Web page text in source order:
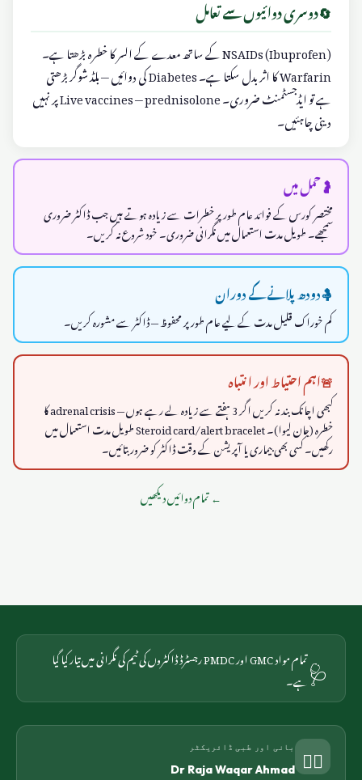
🔄دوسری دوائیوں سے تعامل
NSAIDs (Ibuprofen) کے ساتھ معدے کے السر کا خطرہ بڑھتا ہے۔
Warfarin کا اثر بدل سکتا ہے۔ Diabetes کی دوائیں — بلڈ شوگر بڑھتی
ہے تو ایڈجسٹمنٹ ضروری۔ Live vaccines — prednisolone پر نہیں
دینی چاہئیں۔
🤰حمل میں
مختصر کورس کے فوائد عام طور پر خطرات سے زیادہ ہوتے ہیں جب ڈاکٹر ضروری
سمجھے۔ طویل مدت استعمال میں نگرانی ضروری۔ خود شروع نہ کریں۔
🤱دودھ پلانے کے دوران
کم خوراک قلیل مدت کے لیے عام طور پر محفوظ — ڈاکٹر سے مشورہ کریں۔
🚨اہم احتیاط اور انتباہ
کبھی اچانک بند نہ کریں اگر 3 ہفتے سے زیادہ لے رہے ہوں — adrenal crisis کا
خطرہ (جان لیوا)۔ Steroid card/alert bracelet طویل مدت استعمال میں
رکھیں۔ کسی بھی بیماری یا آپریشن کے وقت ڈاکٹر کو ضرور بتائیں۔
←تمام دوائیں دیکھیں
🩺
تمام مواد GMC اور PMDC رجسٹرڈ ڈاکٹروں کی ٹیم کی نگرانی میں تیار کیا گیا
ہے۔
👨‍⚕️ بانی اور طبی ڈائریکٹر
Dr Raja Waqar Ahmad